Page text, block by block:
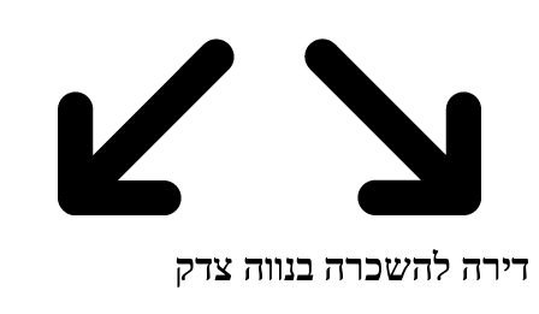
דירה להשכרה בנווה צדק